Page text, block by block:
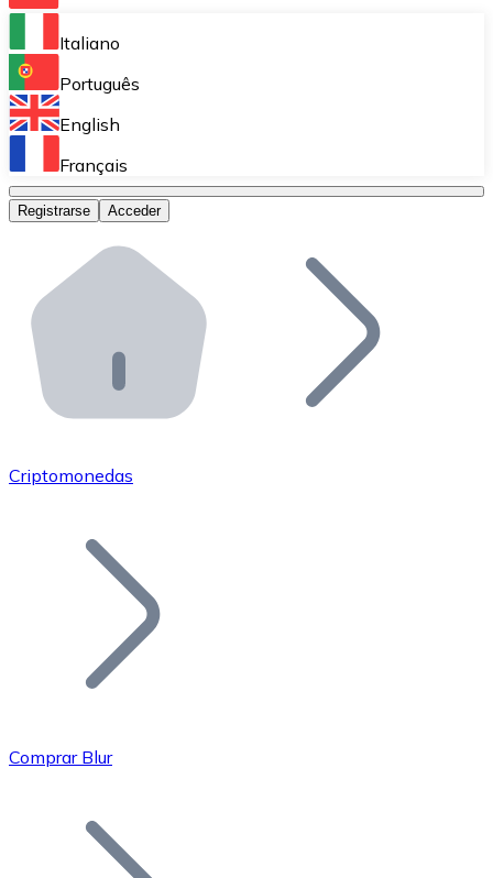
Bitnovo Ramp
Integra nuestra solución en tu plataforma.
Bitnovo Giftcards
Bitnovo OTC
Bitnovo ATM
Integra un ATM Bitnovo en tu negocio y permite que
Bitnovo API
Integra nuestra API en tu ecosistema.
Únete a nuestra red de distribuidores.
Añade tu proyecto a nuestro ecosistema.
Bitcoin
Italiano
Português
English
Français
Registrarse Acceder
Criptomonedas
Comprar Blur